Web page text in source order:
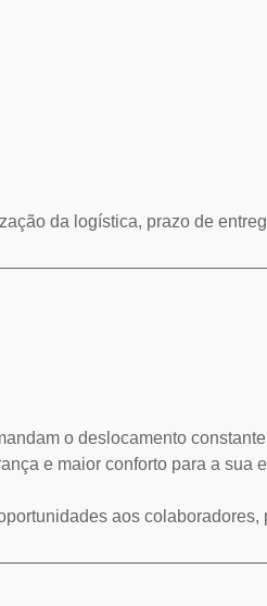
da logística, prazo de
o deslocamento
e maior conforto para a sua
aos